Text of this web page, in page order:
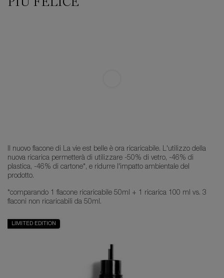
Il nuovo flacone di La vie est belle è ora ricaricabile. L'utilizzo della
nuova ricarica permetterà di utilizzare -50% di vetro, -46% di
plastica, -46% di cartone*, e ridurre l'impatto ambientale del
prodotto.
*comparando 1 flacone ricaricabile 50ml + 1 ricarica 100 ml vs. 3
flaconi non ricaricabili da 50ml.
LIMITED EDITION